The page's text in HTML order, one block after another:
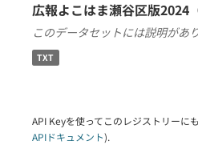
広報よこはま瀬谷区版2024
このデータセットには説明があ
TXT
API Keyを使ってこのレジストリーに
APIドキュメント).